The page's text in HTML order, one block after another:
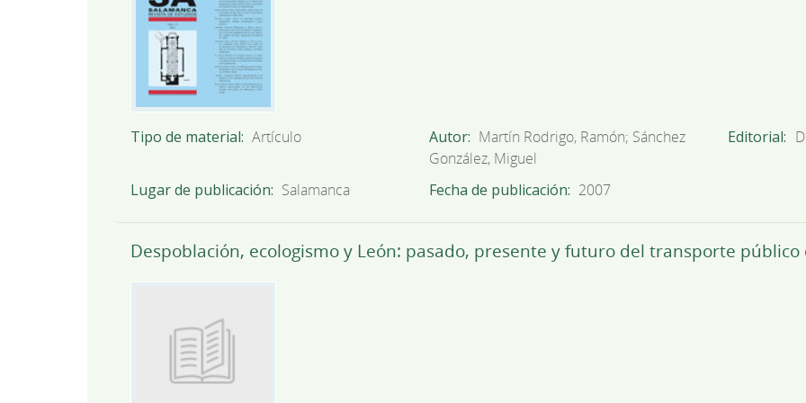
Tipo de material Artículo Autor
Martín Rodrigo, Ramón; Sánchez
González, Miguel
Editorial
Lugar de publicación Salamanca Fecha de publicación 2007
Despoblación, ecologismo y León: pasado, presente y futuro del transporte